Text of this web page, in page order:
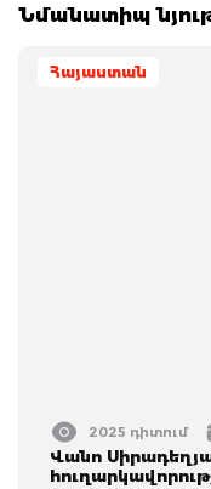
Նմանատիպ
Հայաստան
2025 դիտում
Վանո